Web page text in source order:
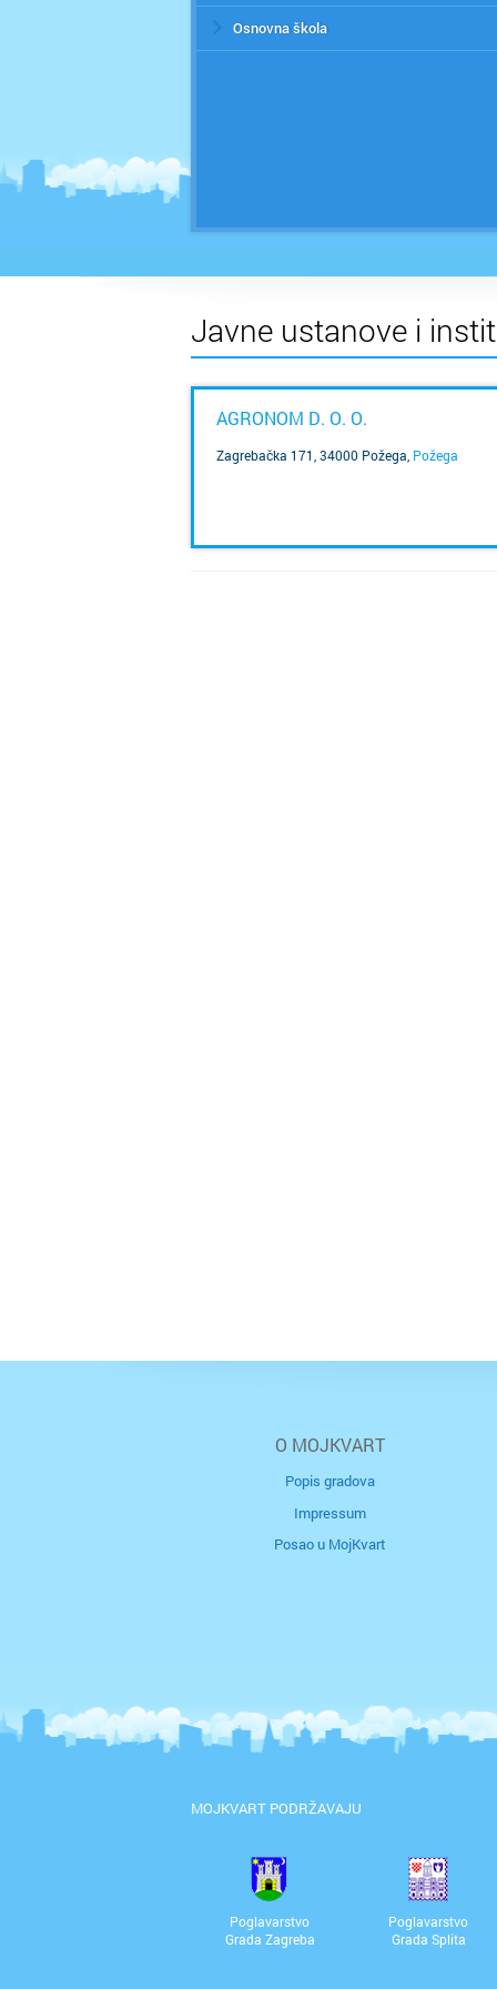
Osnovna škola
Javne ustanove i
AGRONOM D. O. O.
Zagrebačka 171, 34000 Požega Požega
O MOJKVART
Popis gradova
Impressum
Posao u MojKvart
MOJKVART PODRŽAVAJU
Poglavarstvo
Grada Zagreba
Poglavarstvo
Grada Splita